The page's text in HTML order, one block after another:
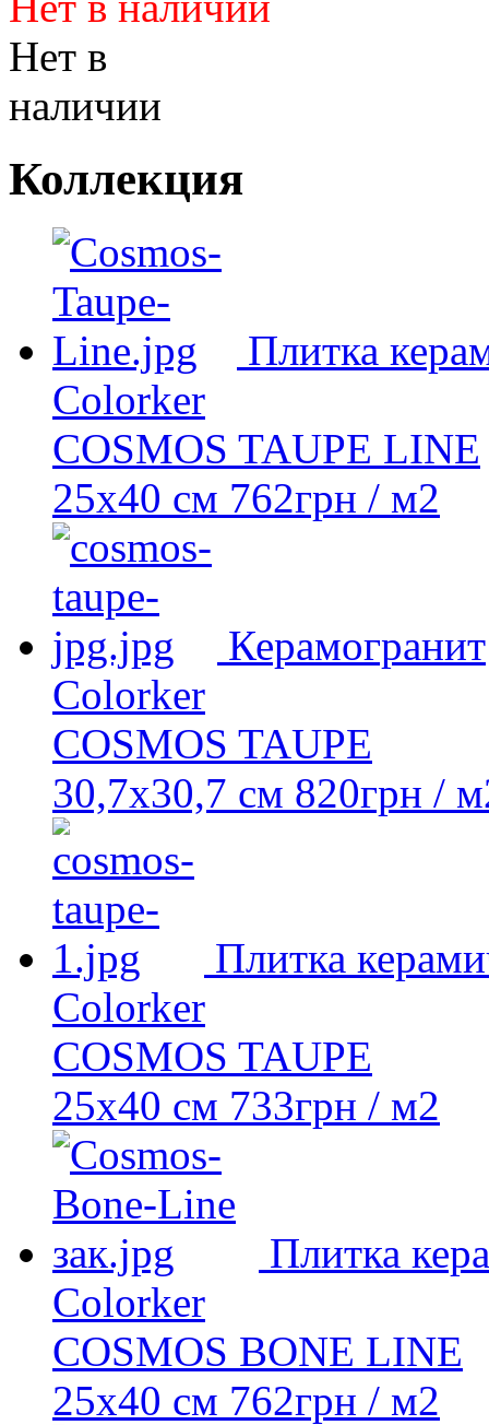
Нет в
наличии
Коллекция
Плитка
Colorker
COSMOS TAUPE LINE
25х40 см 762грн / м2
Керамогранит
Colorker
COSMOS TAUPE
30,7x30,7 см 820грн /
Плитка
Colorker
COSMOS TAUPE
25х40 см 733грн / м2
Плитка
Colorker
COSMOS BONE LINE
25х40 см 762грн / м2